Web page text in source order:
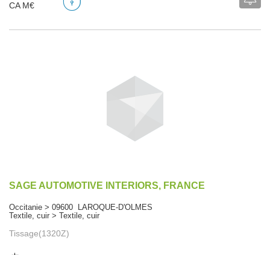
CA M€
SAGE AUTOMOTIVE INTERIORS, FRANCE
Occitanie > 09600 LAROQUE-D'OLMES
Textile, cuir > Textile, cuir
Tissage(1320Z)